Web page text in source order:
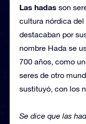
Las hadas son
cultura nórdica del
destacaban por
nombre Hada se
700 años, como
seres de otro
sustituyó, con los
Se dice que las